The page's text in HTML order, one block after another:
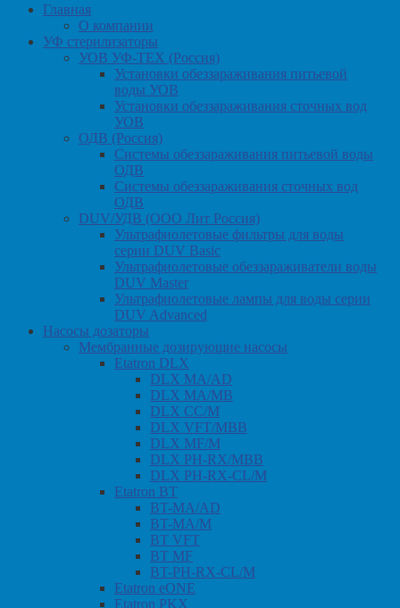
Главная
О компании
УФ стерилизаторы
УОВ УФ-ТЕХ (Россия)
Установки обеззараживания питьевой
воды УОВ
Установки обеззараживания сточных вод
УОВ
ОДВ (Россия)
Системы обеззараживания питьевой воды
ОДВ
Системы обеззараживания сточных вод
ОДВ
DUV/УДВ (ООО Лит Россия)
Ультрафиолетовые фильтры для воды
серии DUV Basic
Ультрафиолетовые обеззараживатели воды
DUV Master
Ультрафиолетовые лампы для воды серии
DUV Advanced
Насосы дозаторы
Мембранные дозирующие насосы
Etatron DLX
DLX MA/AD
DLX MA/MB
DLX CC/M
DLX VFT/MBB
DLX MF/M
DLX PH-RX/MBB
DLX PH-RX-CL/M
Etatron BT
BT-MA/AD
BT-MA/M
BT VFT
BT MF
BT-PH-RX-CL/M
Etatron eONE
Etatron PKX